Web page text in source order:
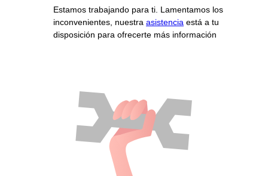
Estamos trabajando para ti. Lamentamos los
inconvenientes, nuestra asistencia está a tu
disposición para ofrecerte más información